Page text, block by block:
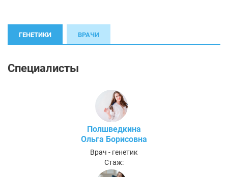
ГЕНЕТИКИ ВРАЧИ
Специалисты
Полшведкина
Ольга Борисовна
Врач - генетик
Стаж: